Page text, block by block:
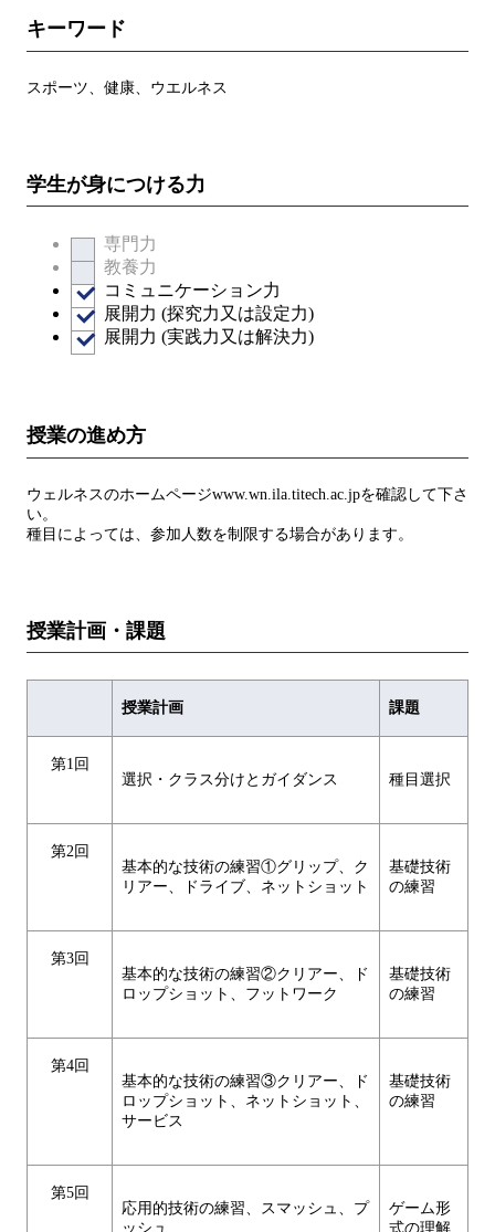
キーワード
スポーツ、健康、ウエルネス
学生が身につける力
専門力
教養力
コミュニケーション力
展開力 (探究力又は設定力)
展開力 (実践力又は解決力)
授業の進め方
ウェルネスのホームページwww.wn.ila.titech.ac.jpを確認して下さ
い。
種目によっては、参加人数を制限する場合があります。
授業計画・課題
授業計画 課題
第1回
選択・クラス分けとガイダンス
種目選択
第2回
基本的な技術の練習①グリップ、ク
リアー、ドライブ、ネットショット
基礎技術
の練習
第3回
基本的な技術の練習②クリアー、ド
ロップショット、フットワーク
基礎技術
の練習
第4回
基本的な技術の練習③クリアー、ド
ロップショット、ネットショット、
サービス
基礎技術
の練習
第5回
応用的技術の練習、スマッシュ、プ
ッシュ
ゲーム形
式の理解